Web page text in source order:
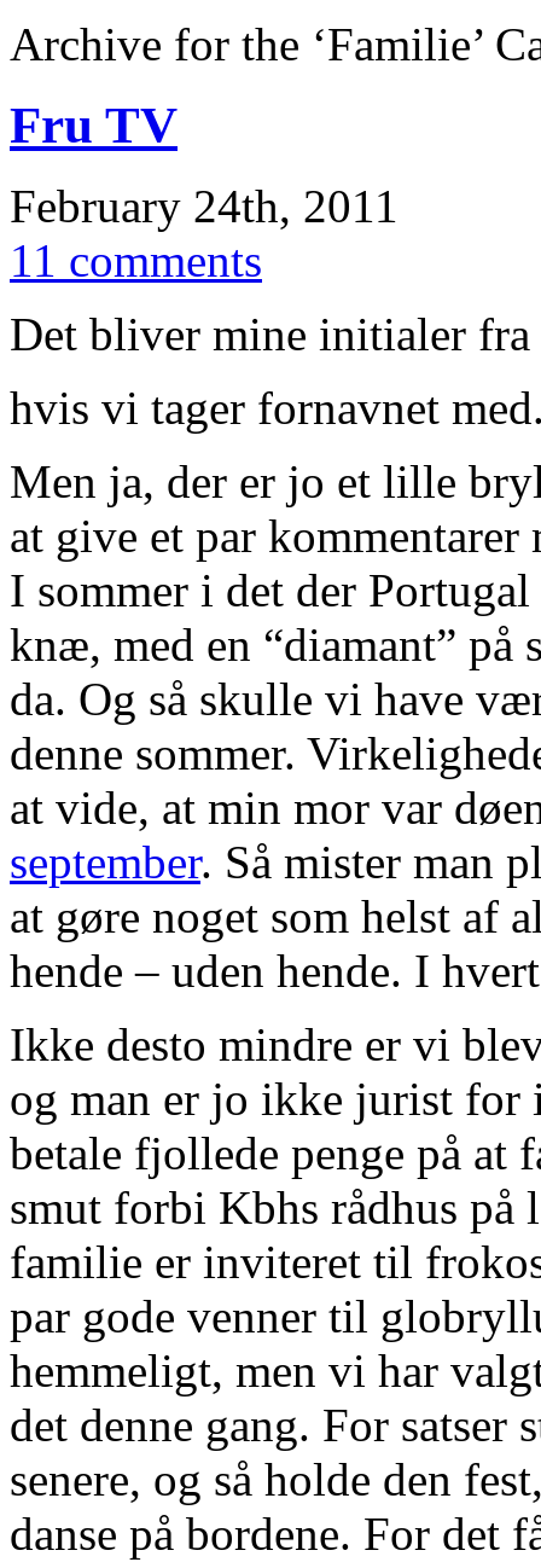
Archive for the ‘Familie’
Fru TV
February 24th, 2011
11 comments
Det bliver mine initialer
hvis vi tager fornavnet
Men ja, der er jo et lille
at give et par kommentarer
I sommer i det der
knæ, med en “diamant” på
da. Og så skulle vi have
denne sommer.
at vide, at min mor var
september. Så mister man
at gøre noget som helst af
hende – uden hende. I
Ikke desto mindre er vi
og man er jo ikke jurist
betale fjollede penge på at
smut forbi Kbhs rådhus på
familie er inviteret til
par gode venner til
hemmeligt, men vi har
det denne gang. For
senere, og så holde den
danse på bordene. For det